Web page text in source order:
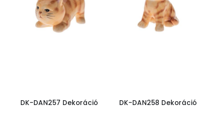
DK-DAN257 Dekoráció DK-DAN258 Dekoráció